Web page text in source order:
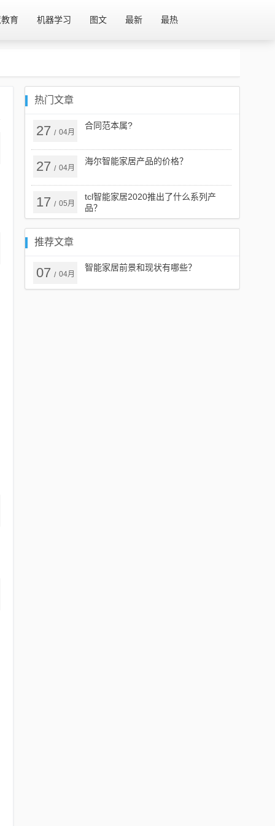
育 机器学习 图文 最新 最热
热门文章
27 / 04月
合同范本属?
27 / 04月
海尔智能家居产品的价格？
17 / 05月
tcl智能家居2020推出了什么系列产
品？
推荐文章
07 / 04月
智能家居前景和现状有哪些？